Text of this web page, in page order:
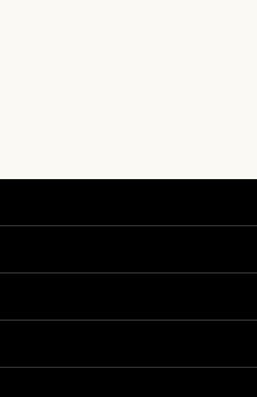
ースター ONE PIECE
ック 受け継がれる意志【OP-
ースター ONE PIECE CARD
ック 師弟の絆【OP-12】
ック 神速の拳【OP-11】